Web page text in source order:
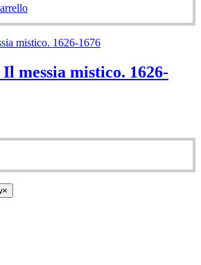
Il messia mistico. 1626-
×